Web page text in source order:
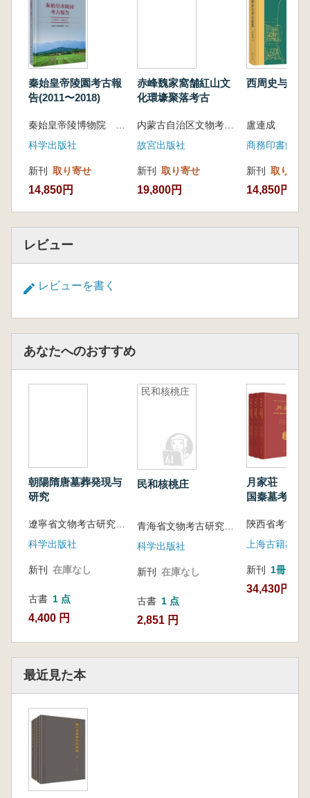
土した陶器の様相は襄陽地域の漢墓と非常に近
似しており、仿銅陶製の礼器である鼎・盒・壺
(鉢)が主に見られます。模型明器としては灶(か
まど)が中心で、日用陶器には双耳罐や圜底瓮
が流行していたことが確認されました。
出土した文字資料に基づくと、周家寨墓地は
能性が高いと考えられます。特にM8号墓から
は保存状態の良好な簡牘が多数出土しており、
価値が極めて高く、近年の中国考古学における
文献出土の重要な成果の一つとされています。
簡牘の主な内容は「日書」であり、綴合・編
連された総数は502枚に及びます。そのうち78
篇に分類され、57篇には原題が付されており、
禁忌や選択が記されています。この簡牘群を通
できると期待されています。
秦始皇帝陵園考古報
告(2011〜2018)
秦始皇帝陵博物院 編著
科学出版社
新刊 取り寄せ
14,850円
赤峰魏家窩舗紅山文
化環壕聚落考古
内蒙古自治区文物考古研究院 吉林大学考古学院 編著
故宮出版社
新刊 取り寄せ
19,800円
西周史与考
盧連成
商務印書館
新刊 取り寄せ
14,850円
レビュー
レビューを書く
あなたへのおすすめ
朝陽隋唐墓葬発現与
研究
科学出版社
新刊 在庫なし
古書 1 点
4,400 円
民和核桃庄
民和核桃庄
科学出版社
新刊 在庫なし
古書 1 点
2,851 円
月家荘 陝西
国秦墓考古
上海古籍出版
新刊 1冊
34,430円
最近見た本